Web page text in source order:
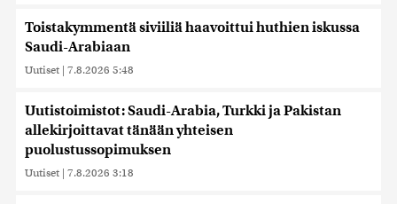
Toistakymmentä siviiliä haavoittui huthien iskussa
Saudi-Arabiaan
Uutiset | 7.8.2026 5:48
Uutistoimistot: Saudi-Arabia, Turkki ja Pakistan
allekirjoittavat tänään yhteisen
puolustussopimuksen
Uutiset | 7.8.2026 3:18